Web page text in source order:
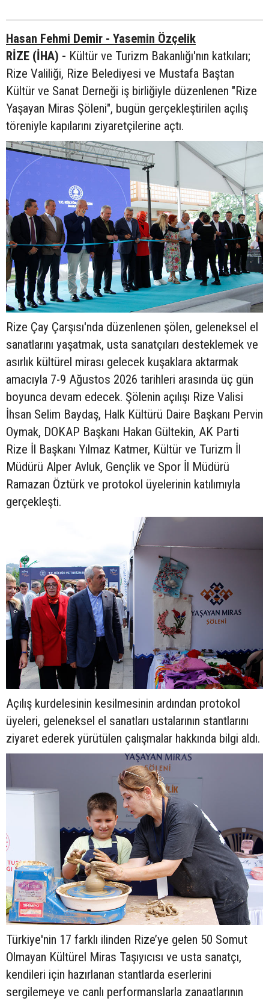
Hasan Fehmi Demir - Yasemin Özçelik
RİZE (İHA) - Kültür ve Turizm Bakanlığı'nın katkıları;
Rize Valiliği, Rize Belediyesi ve Mustafa Baştan
Kültür ve Sanat Derneği iş birliğiyle düzenlenen "Rize
Yaşayan Miras Şöleni", bugün gerçekleştirilen açılış
töreniyle kapılarını ziyaretçilerine açtı.
Rize Çay Çarşısı'nda düzenlenen şölen, geleneksel el
sanatlarını yaşatmak, usta sanatçıları desteklemek ve
asırlık kültürel mirası gelecek kuşaklara aktarmak
amacıyla 7-9 Ağustos 2026 tarihleri arasında üç gün
boyunca devam edecek. Şölenin açılışı Rize Valisi
İhsan Selim Baydaş, Halk Kültürü Daire Başkanı Pervin
Oymak, DOKAP Başkanı Hakan Gültekin, AK Parti
Rize İl Başkanı Yılmaz Katmer, Kültür ve Turizm İl
Müdürü Alper Avluk, Gençlik ve Spor İl Müdürü
Ramazan Öztürk ve protokol üyelerinin katılımıyla
gerçekleşti.
Açılış kurdelesinin kesilmesinin ardından protokol
üyeleri, geleneksel el sanatları ustalarının stantlarını
ziyaret ederek yürütülen çalışmalar hakkında bilgi aldı.
Türkiye'nin 17 farklı ilinden Rize’ye gelen 50 Somut
Olmayan Kültürel Miras Taşıyıcısı ve usta sanatçı,
kendileri için hazırlanan stantlarda eserlerini
sergilemeye ve canlı performanslarla zanaatlarının